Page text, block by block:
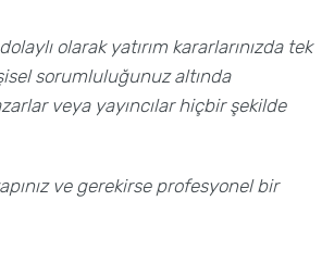
olarak yatırım kararlarınızda tek
sorumluluğunuz altında
veya yayıncılar hiçbir şekilde
ve gerekirse profesyonel bir